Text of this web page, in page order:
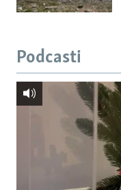
Podcasti